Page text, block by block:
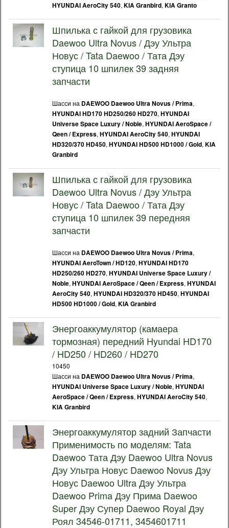
HYUNDAI AeroCity 540, KIA Granbird, KIA Granto
Шпилька с гайкой для грузовика
Daewoo Ultra Novus / Дэу Ультра
Новус / Tata Daewoo / Тата Дэу
ступица 10 шпилек 39 задняя
запчасти
Шасси на DAEWOO Daewoo Ultra Novus / Prima,
HYUNDAI HD170 HD250/260 HD270, HYUNDAI
Universe Space Luxury / Noble, HYUNDAI AeroSpace /
Qeen / Express, HYUNDAI AeroCity 540, HYUNDAI
HD320/370 HD450, HYUNDAI HD500 HD1000 / Gold, KIA
Granbird
Шпилька с гайкой для грузовика
Daewoo Ultra Novus / Дэу Ультра
Новус / Tata Daewoo / Тата Дэу
ступица 10 шпилек 39 передняя
запчасти
Шасси на DAEWOO Daewoo Ultra Novus / Prima,
HYUNDAI AeroTown / HD120, HYUNDAI HD170
HD250/260 HD270, HYUNDAI Universe Space Luxury /
Noble, HYUNDAI AeroSpace / Qeen / Express, HYUNDAI
AeroCity 540, HYUNDAI HD320/370 HD450, HYUNDAI
HD500 HD1000 / Gold, KIA Granbird
Энергоаккумулятор (камаера
тормозная) передний Hyundai HD170
/ HD250 / HD260 / HD270
10450
Шасси на DAEWOO Daewoo Ultra Novus / Prima,
HYUNDAI Universe Space Luxury / Noble, HYUNDAI
AeroSpace / Qeen / Express, HYUNDAI AeroCity 540,
KIA Granbird
Энергоаккумулятор задний Запчасти
Применимость по моделям: Tata
Daewoo Тата Дэу Daewoo Ultra Novus
Дэу Ультра Новус Daewoo Novus Дэу
Новус Daewoo Ultra Дэу Ультра
Daewoo Prima Дэу Прима Daewoo
Super Дэу Супер Daewoo Royal Дэу
Роял 34546-01711, 3454601711